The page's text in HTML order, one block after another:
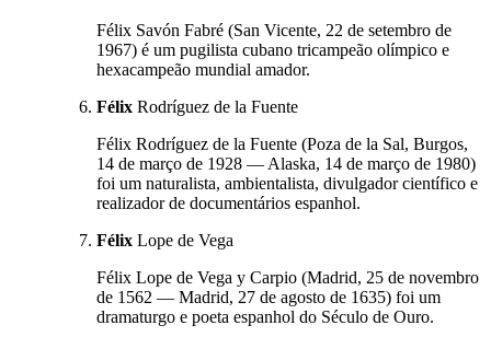
Félix Savón Fabré (San Vicente, 22 de setembro de
1967) é um pugilista cubano tricampeão olímpico e
hexacampeão mundial amador.
Félix Rodríguez de la Fuente
Félix Rodríguez de la Fuente (Poza de la Sal, Burgos,
14 de março de 1928 — Alaska, 14 de março de 1980)
foi um naturalista, ambientalista, divulgador científico e
realizador de documentários espanhol.
Félix Lope de Vega
Félix Lope de Vega y Carpio (Madrid, 25 de novembro
de 1562 — Madrid, 27 de agosto de 1635) foi um
dramaturgo e poeta espanhol do Século de Ouro.